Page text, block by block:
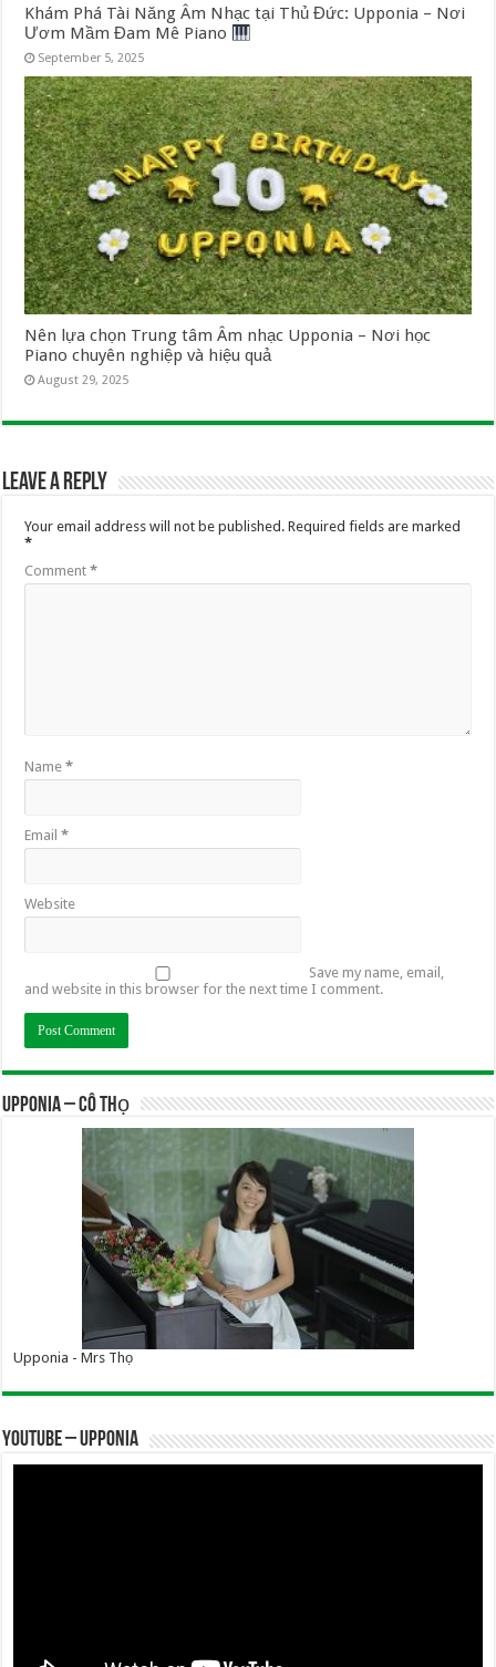
Khám Phá Tài Năng Âm Nhạc tại Thủ Đức: Upponia – Nơi
Ươm Mầm Đam Mê Piano
September 5, 2025
Nên lựa chọn Trung tâm Âm nhạc Upponia – Nơi học
Piano chuyên nghiệp và hiệu quả
August 29, 2025
Leave a Reply
Your email address will not be published. Required fields are marked
*
Comment*
Name*
Email*
Website
Save my name, email,
and website in this browser for the next time I comment.
UPPONIA – Cô Thọ
Upponia - Mrs Thọ
YOUTUBE – UPPONIA